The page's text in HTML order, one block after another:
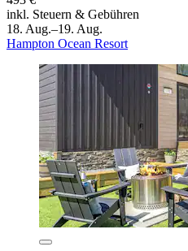
inkl. Steuern & Gebühren
18. Aug.–19. Aug.
Hampton Ocean Resort